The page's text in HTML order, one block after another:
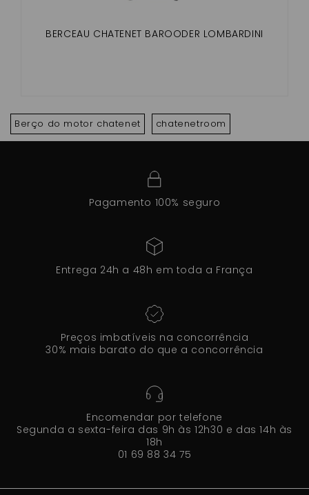
BERCEAU CHATENET BAROODER LOMBARDINI
Berço do motor chatenet chatenetroom
Pagamento 100% seguro
Entrega 24h a 48h em toda a França
Preços imbatíveis na concorrência
30% mais barato do que a concorrência
Encomendar por telefone
Segunda a sexta-feira das 9h às 12h30 e das 14h às
18h
01 69 88 34 75